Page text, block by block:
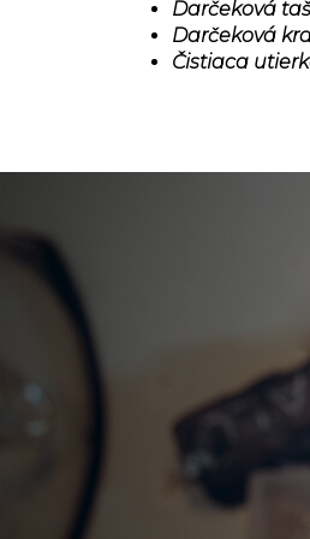
Darčeková
Darčeková
Čistiaca